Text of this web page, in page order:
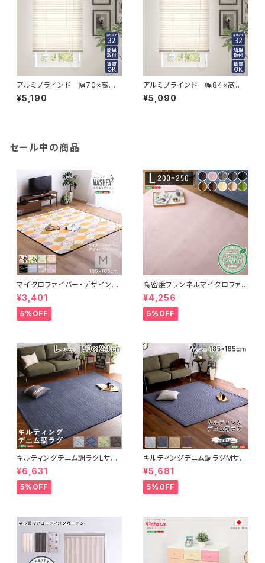
アルミブラインド 幅70×高さ1
38cm SH-29-TAB70-138
¥5,190
アルミブラインド 幅84×高さ1
08cm SH-29-TAB84-108
¥5,090
セール中の商品
マイクロファイバー・デザインラ
グマットMサイズ（185×185cm）
洗えるラグマット 【WASHFA2】
FRG-D2-M
¥3,401
5%OFF
高密度フランネルマイクロファイ
バー・ラグマットLサイズ（200×2
50cm）洗えるラグマット｜ナル
トレア
¥4,256
5%OFF
キルティングデニム調ラグLサイ
ズ(190x240cm)オールシーズ
ン、滑り止め付き、手洗い対応【D
erid-デリッド-】 DRG-L
¥6,631
5%OFF
キルティングデニム調ラグMサイ
ズ(185x185cm)オールシーズ
ン、滑り止め付き、手洗い対応【D
erid-デリッド-】 DRG-M
¥5,681
5%OFF